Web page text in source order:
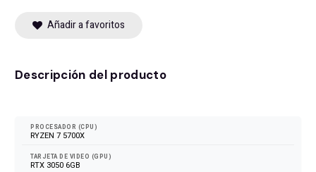
Añadir a favoritos
Descripción del producto
PROCESADOR (CPU)
RYZEN 7 5700X
TARJETA DE VIDEO (GPU)
RTX 3050 6GB